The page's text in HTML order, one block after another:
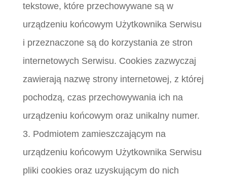
tekstowe, które przechowywane są w
urządzeniu końcowym Użytkownika Serwisu
i przeznaczone są do korzystania ze stron
internetowych Serwisu. Cookies zazwyczaj
zawierają nazwę strony internetowej, z której
pochodzą, czas przechowywania ich na
urządzeniu końcowym oraz unikalny numer.
3. Podmiotem zamieszczającym na
urządzeniu końcowym Użytkownika Serwisu
pliki cookies oraz uzyskującym do nich